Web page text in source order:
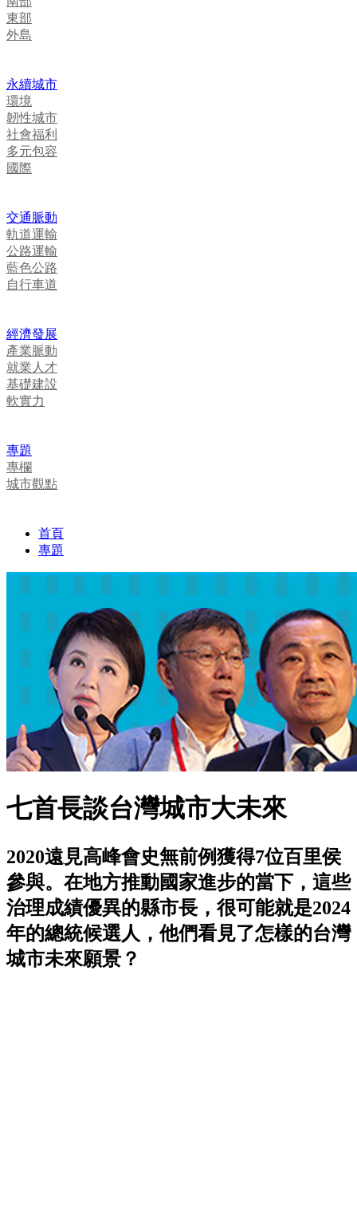
東部
外島
永續城市
環境
韌性城市
社會福利
多元包容
國際
交通脈動
軌道運輸
公路運輸
藍色公路
自行車道
經濟發展
產業脈動
就業人才
基礎建設
軟實力
專題
專欄
城市觀點
首頁
專題
七首長談台灣城市大未來
2020遠見高峰會史無前例獲得7位百里侯
參與。在地方推動國家進步的當下，這些
治理成績優異的縣市長，很可能就是2024
年的總統候選人，他們看見了怎樣的台灣
城市未來願景？